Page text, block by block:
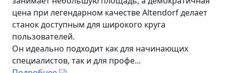
цена при легендарном качестве Altendorf делает
станок доступным для широкого круга
пользователей.
Он идеально подходит как для начинающих
специалистов, так и для профе...